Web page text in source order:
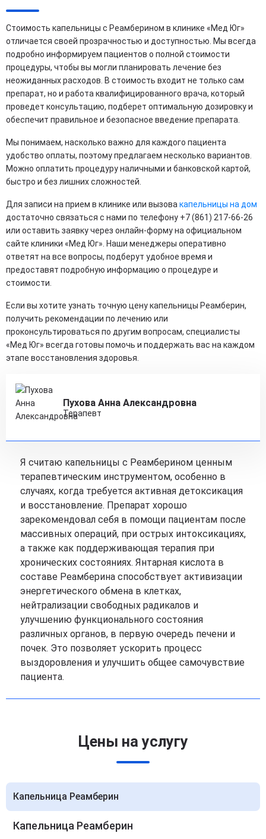
Стоимость капельницы с Реамберином в клинике «Мед Юг»
отличается своей прозрачностью и доступностью. Мы всегда
подробно информируем пациентов о полной стоимости
процедуры, чтобы вы могли планировать лечение без
неожиданных расходов. В стоимость входит не только сам
препарат, но и работа квалифицированного врача, который
проведет консультацию, подберет оптимальную дозировку и
обеспечит правильное и безопасное введение препарата.
Мы понимаем, насколько важно для каждого пациента
удобство оплаты, поэтому предлагаем несколько вариантов.
Можно оплатить процедуру наличными и банковской картой,
быстро и без лишних сложностей.
Для записи на прием в клинике или вызовакапельницы на дом
достаточно связаться с нами по телефону +7 (861) 217-66-26
или оставить заявку через онлайн-форму на официальном
сайте клиники «Мед Юг». Наши менеджеры оперативно
ответят на все вопросы, подберут удобное время и
предоставят подробную информацию о процедуре и
стоимости.
Если вы хотите узнать точную цену капельницы Реамберин,
получить рекомендации по лечению или
проконсультироваться по другим вопросам, специалисты
«Мед Юг» всегда готовы помочь и поддержать вас на каждом
этапе восстановления здоровья.
Пухова Анна Александровна
Терапевт
Я считаю капельницы с Реамберином ценным
терапевтическим инструментом, особенно в
случаях, когда требуется активная детоксикация
и восстановление. Препарат хорошо
зарекомендовал себя в помощи пациентам после
массивных операций, при острых интоксикациях,
а также как поддерживающая терапия при
хронических состояниях. Янтарная кислота в
составе Реамберина способствует активизации
энергетического обмена в клетках,
нейтрализации свободных радикалов и
улучшению функционального состояния
различных органов, в первую очередь печени и
почек. Это позволяет ускорить процесс
выздоровления и улучшить общее самочувствие
пациента.
Цены на услугу
Капельница Реамберин
Капельница Реамберин